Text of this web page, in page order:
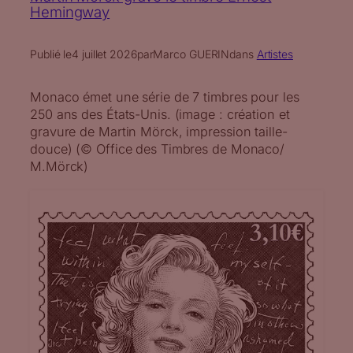
Hemingway
Publié le4 juillet 2026parMarco GUERINdans Artistes
Monaco émet une série de 7 timbres pour les
250 ans des États-Unis. (image : création et
gravure de Martin Mörck, impression taille-
douce) (© Office des Timbres de Monaco/
M.Mörck)